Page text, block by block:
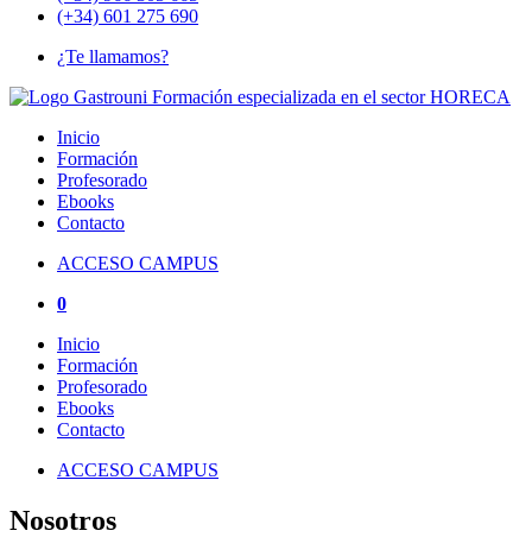
(+34) 601 275 690
¿Te llamamos?
Inicio
Formación
Profesorado
Ebooks
Contacto
ACCESO CAMPUS
0
Inicio
Formación
Profesorado
Ebooks
Contacto
ACCESO CAMPUS
Nosotros